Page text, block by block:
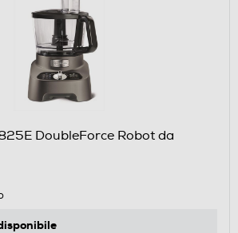
DoubleForce Robot da